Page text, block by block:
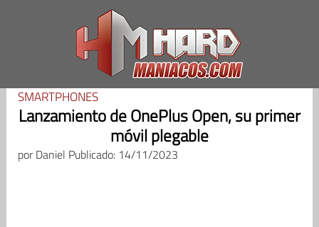
SMARTPHONES
Lanzamiento de OnePlus Open, su primer
móvil plegable
porDaniel Publicado: 14/11/2023